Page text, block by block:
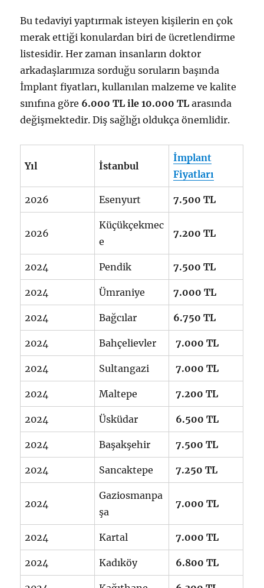
Bu tedaviyi yaptırmak isteyen kişilerin en çok
merak ettiği konulardan biri de ücretlendirme
listesidir. Her zaman insanların doktor
arkadaşlarımıza sorduğu soruların başında
İmplant fiyatları, kullanılan malzeme ve kalite
sınıfına göre 6.000 TL ile 10.000 TL arasında
değişmektedir. Diş sağlığı oldukça önemlidir.
Yıl İstanbul
İmplant
Fiyatları
2026 Esenyurt 7.500 TL
2026
Küçükçekmec
e
7.200 TL
2024 Pendik 7.500 TL
2024 Ümraniye 7.000 TL
2024 Bağcılar 6.750 TL
2024 Bahçelievler 7.000 TL
2024 Sultangazi 7.000 TL
2024 Maltepe 7.200 TL
2024 Üsküdar 6.500 TL
2024 Başakşehir 7.500 TL
2024 Sancaktepe 7.250 TL
2024
Gaziosmanpa
şa
7.000 TL
2024 Kartal 7.000 TL
2024 Kadıköy 6.800 TL